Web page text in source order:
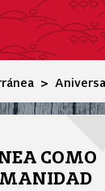
COMO